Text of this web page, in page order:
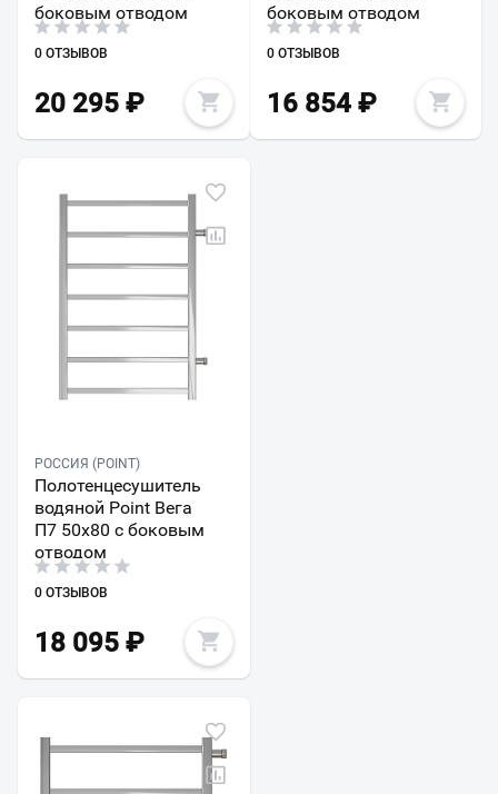
боковым отводом
0 ОТЗЫВОВ
20 295 ₽
боковым отводом
0 ОТЗЫВОВ
16 854₽
РОССИЯ (POINT)
Полотенцесушитель
водяной Point Вега
П7 50x80 с боковым
отводом
0 ОТЗЫВОВ
18 095 ₽